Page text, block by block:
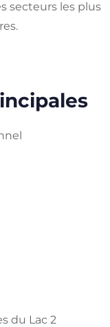
secteurs les plus
du Lac 2